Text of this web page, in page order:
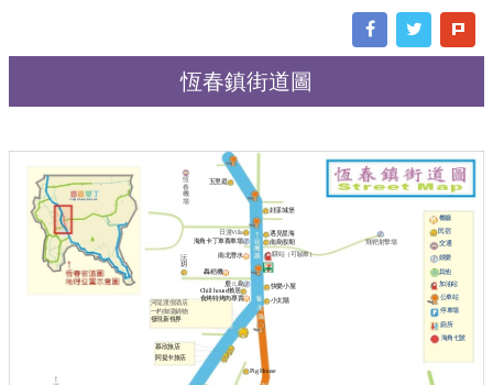
恆春鎮街道圖
五里庭
餐廳
民宿
交通
娛樂
其他
加油站
公車站
停車場
廁所
海角七號
飛靶射擊場
驛站（可驗車）
南北潛水
小太陽
食烤特烤肉專賣
Pig House
轟稻機
發現新視界
好漾城堡
海角卡丁車賽車場
慕欣旅店
遇見星海
河堤渡假酒店
恆
春
機
場
鹿ㄦ島
Chill house懶居
南島假期
阿提卡旅店
沄
玥
快樂小屋
日漫Villa
一杓御湯鍋物